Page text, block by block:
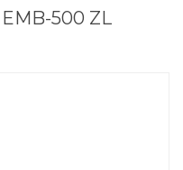
EMB-500 ZL